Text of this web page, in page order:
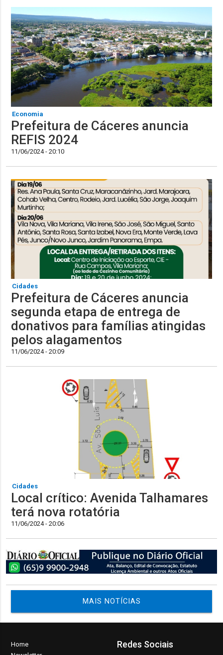
Economia
Prefeitura de Cáceres anuncia
REFIS 2024
11/06/2024 - 20:10
Cidades
Prefeitura de Cáceres anuncia
segunda etapa de entrega de
donativos para famílias atingidas
pelos alagamentos
11/06/2024 - 20:09
Cidades
Local crítico: Avenida Talhamares
terá nova rotatória
11/06/2024 - 20:06
MAIS NOTÍCIAS
Home
Redes Sociais